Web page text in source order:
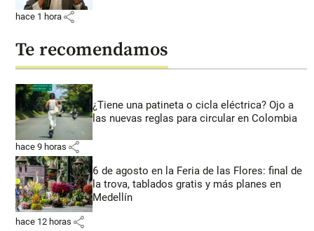
hace 1 hora share
Te recomendamos
¿Tiene una patineta o cicla eléctrica? Ojo a
las nuevas reglas para circular en Colombia
hace 9 horas share
6 de agosto en la Feria de las Flores: final de
la trova, tablados gratis y más planes en
Medellín
hace 12 horas share